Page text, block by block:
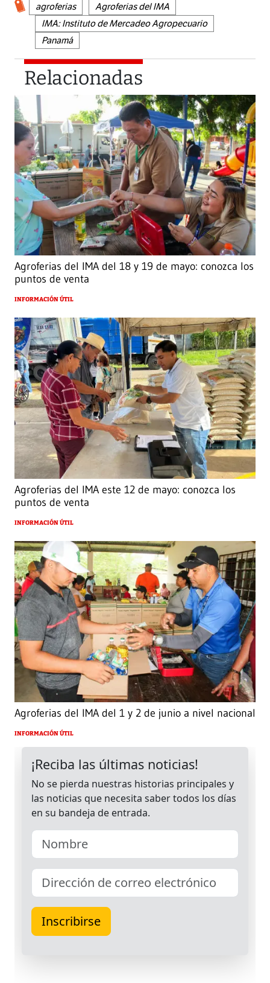
agroferias
Agroferias del IMA
IMA: Instituto de Mercadeo Agropecuario
Panamá
Relacionadas
Agroferias del IMA del 18 y 19 de mayo: conozca los
puntos de venta
INFORMACIÓN ÚTIL
Agroferias del IMA este 12 de mayo: conozca los
puntos de venta
INFORMACIÓN ÚTIL
Agroferias del IMA del 1 y 2 de junio a nivel nacional
INFORMACIÓN ÚTIL